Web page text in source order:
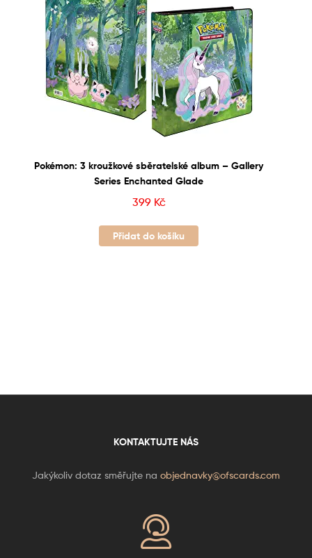
Pokémon: 3 kroužkové sběratelské album – Gallery
Series Enchanted Glade
399 Kč
Přidat do košíku
KONTAKTUJTE NÁS
Jakýkoliv dotaz směřujte na objednavky@ofscards.com